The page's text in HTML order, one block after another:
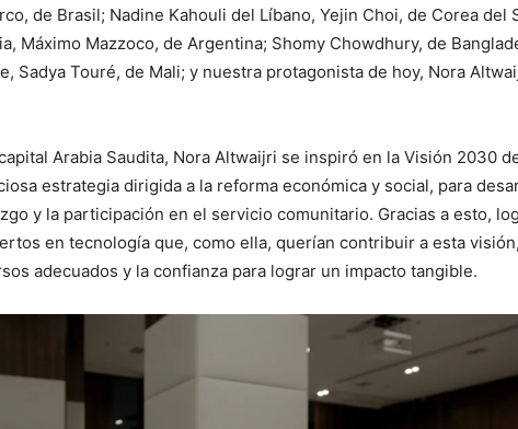
de Brasil; Nadine Kahouli del Líbano, Yejin Choi, de Corea del
Máximo Mazzoco, de Argentina; Shomy Chowdhury, de
Sadya Touré, de Mali; y nuestra protagonista de hoy, Nora
Arabia Saudita, Nora Altwaijri se inspiró en la Visión 2030
estrategia dirigida a la reforma económica y social, para
y la participación en el servicio comunitario. Gracias a esto,
en tecnología que, como ella, querían contribuir a esta
adecuados y la confianza para lograr un impacto tangible.